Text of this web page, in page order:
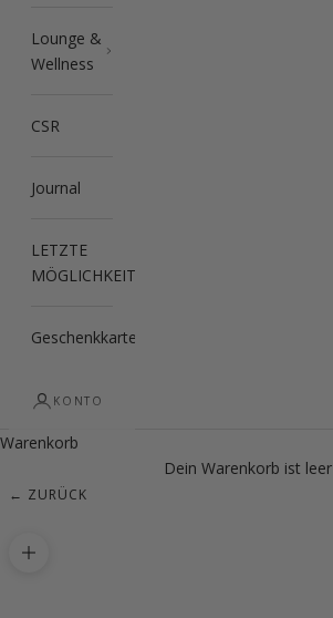
Lounge &
Wellness
CSR
Journal
LETZTE
MÖGLICHKEIT
Geschenkkarte
KONTO
Warenkorb
Dein Warenkorb ist leer
← ZURÜCK
Bild vergrößern